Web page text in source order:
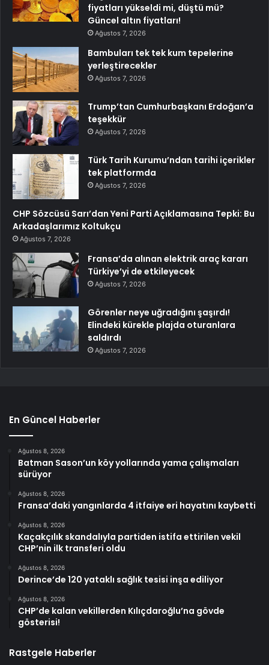
fiyatları yükseldi mi, düştü mü?
Güncel altın fiyatları!
Ağustos 7, 2026
Bambuları tek tek kum tepelerine
yerleştirecekler
Ağustos 7, 2026
Trump’tan Cumhurbaşkanı Erdoğan’a
teşekkür
Ağustos 7, 2026
Türk Tarih Kurumu’ndan tarihi içerikler
tek platformda
Ağustos 7, 2026
CHP Sözcüsü Sarı’dan Yeni Parti Açıklamasına Tepki: Bu
Arkadaşlarımız Koltukçu
Ağustos 7, 2026
Fransa’da alınan elektrik araç kararı
Türkiye’yi de etkileyecek
Ağustos 7, 2026
Görenler neye uğradığını şaşırdı!
Elindeki kürekle plajda oturanlara
saldırdı
Ağustos 7, 2026
En Güncel Haberler
Ağustos 8, 2026
Batman Sason’un köy yollarında yama çalışmaları
sürüyor
Ağustos 8, 2026
Fransa’daki yangınlarda 4 itfaiye eri hayatını kaybetti
Ağustos 8, 2026
Kaçakçılık skandalıyla partiden istifa ettirilen vekil
CHP’nin ilk transferi oldu
Ağustos 8, 2026
Derince’de 120 yataklı sağlık tesisi inşa ediliyor
Ağustos 8, 2026
CHP’de kalan vekillerden Kılıçdaroğlu’na gövde
gösterisi!
Rastgele Haberler